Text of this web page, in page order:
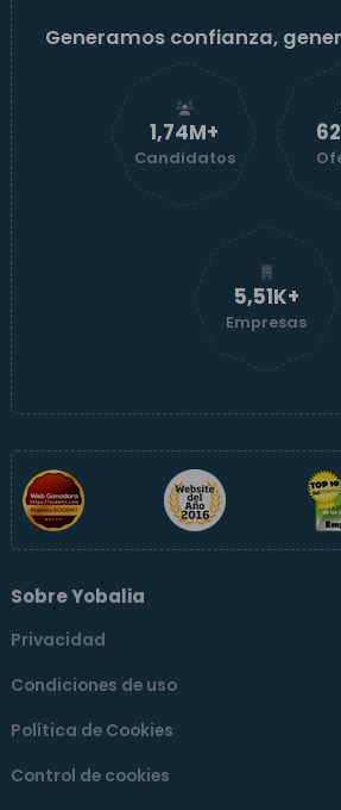
Generamos confianza,
1,74M+
Candidatos
5,51K+
Empresas
Sobre Yobalia
Privacidad
Condiciones de uso
Política de Cookies
Control de cookies